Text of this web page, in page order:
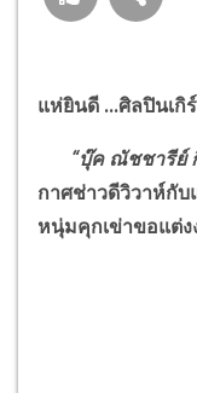
แห่ยินดี ...ศิลปินเกิ
“บุ๊ค ณัชชารีย์
กาศช่าวดีวิวาห์กั
หนุ่มคุกเข่าขอแต่ง